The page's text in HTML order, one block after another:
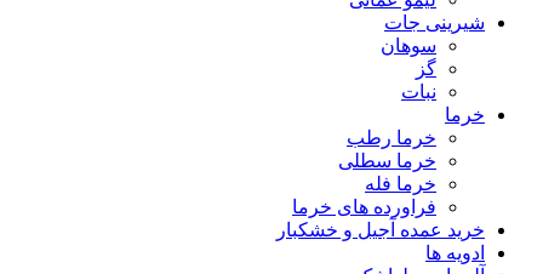
شیرینی جات
سوهان
گز
نبات
خرما
خرما رطب
خرما سطلی
خرما فله
فراورده های خرما
خرید عمده آجیل و خشکبار
ادویه ها